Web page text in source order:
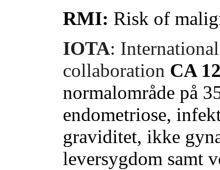
RMI: Risk of
IOTA:
collaboration CA
normalområde på
endometriose,
graviditet, ikke
leversygdom samt